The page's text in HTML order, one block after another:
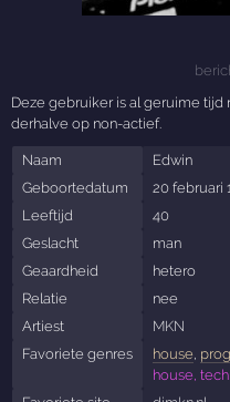
Deze gebruiker is al geruime
derhalve op non-actief.
Naam
Edwin
Geboortedatum
20 februari
Leeftijd
40
Geslacht
man
Geaardheid
hetero
Relatie
nee
Artiest
MKN
Favoriete genres
house,
house,